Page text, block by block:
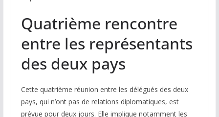
Quatrième rencontre
entre les représentants
des deux pays
Cette quatrième réunion entre les délégués des deux
pays, qui n’ont pas de relations diplomatiques, est
prévue pour deux jours. Elle implique notamment les